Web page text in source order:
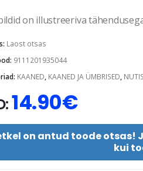
on illustreeriva
Laost otsas
9111201935044
KAANED, KAANED JA ÜMBRISED,
14.90€
on antud toode
kui